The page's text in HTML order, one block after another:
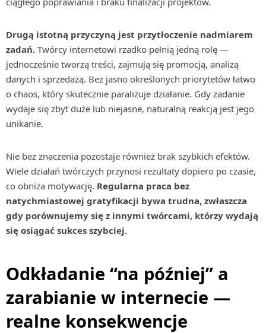
Drugą istotną przyczyną jest przytłoczenie nadmiarem
zadań. Twórcy internetowi rzadko pełnią jedną rolę —
jednocześnie tworzą treści, zajmują się promocją, analizą
danych i sprzedażą. Bez jasno określonych priorytetów łatwo
o chaos, który skutecznie paraliżuje działanie. Gdy zadanie
wydaje się zbyt duże lub niejasne, naturalną reakcją jest jego
unikanie.
Nie bez znaczenia pozostaje również brak szybkich efektów.
Wiele działań twórczych przynosi rezultaty dopiero po czasie,
co obniża motywację. Regularna praca bez
natychmiastowej gratyfikacji bywa trudna, zwłaszcza
gdy porównujemy się z innymi twórcami, którzy wydają
się osiągać sukces szybciej.
Odkładanie “na później” a
zarabianie w internecie —
realne konsekwencje